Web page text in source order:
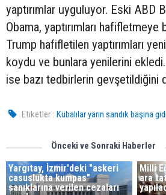
yaptırımlar uyguluyor. Eski ABD
Obama, yaptırımları hafifletmeye
Trump hafifletilen yaptırımları
koydu ve bunlara yenilerini
ise bazı tedbirlerin gevşetildiğini
Etiketler : Kübalılar yarın sandık başına
Önceki ve Sonraki Haberler
Yargıtay, İzmir'deki "askeri
casuslukta kumpas"
sanıklarına verilen cezaları
Milli
ara